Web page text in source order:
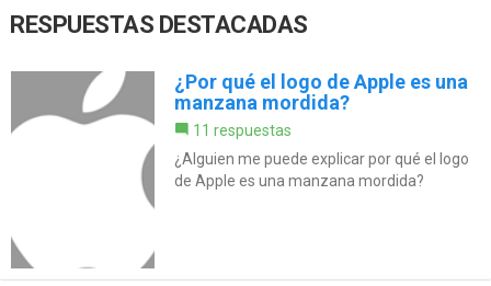
RESPUESTAS DESTACADAS
¿Por qué el logo de Apple es una
manzana mordida?
11 respuestas
¿Alguien me puede explicar por qué el logo
de Apple es una manzana mordida?